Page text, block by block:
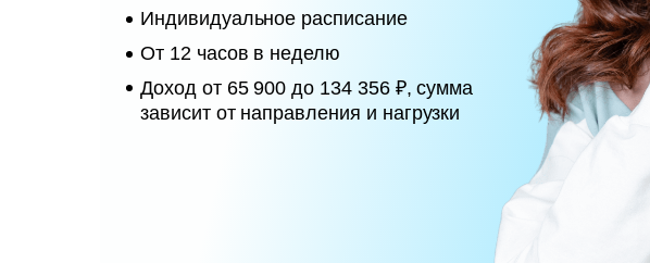
Индивидуальное расписание
От 12 часов в неделю
Доход от 65 900 до 134 356 ₽, сумма
зависит от направления и нагрузки